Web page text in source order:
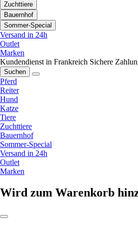
Zuchttiere
Bauernhof
Sommer-Special
Versand in 24h
Outlet
Marken
Kundendienst in Frankreich Sichere
Suchen
Pferd
Reiter
Hund
Katze
Tiere
Zuchttiere
Bauernhof
Sommer-Special
Versand in 24h
Outlet
Marken
Wird zum Warenkorb